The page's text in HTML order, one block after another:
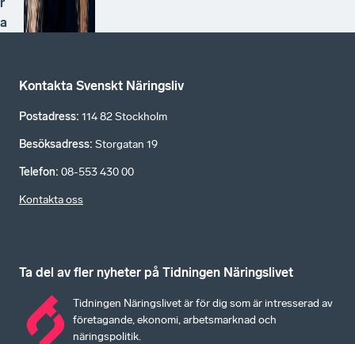
a
Kontakta Svenskt Näringsliv
Postadress: 114 82 Stockholm
Besöksadress: Storgatan 19
Telefon: 08-553 430 00
Kontakta oss
Ta del av fler nyheter på Tidningen Näringslivet
Tidningen Näringslivet är för dig som är intresserad av
företagande, ekonomi, arbetsmarknad och
näringspolitik.